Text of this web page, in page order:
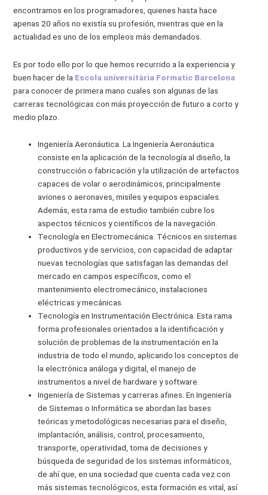
encontramos en los programadores, quienes hasta hace
apenas 20 años no existía su profesión, mientras que en la
actualidad es uno de los empleos más demandados.
Es por todo ello por lo que hemos recurrido a la experiencia y
buen hacer de la Escola universitària Formatic Barcelona
para conocer de primera mano cuales son algunas de las
carreras tecnológicas con más proyección de futuro a corto y
medio plazo.
Ingeniería Aeronáutica. La Ingeniería Aeronáutica
consiste en la aplicación de la tecnología al diseño, la
construcción o fabricación y la utilización de artefactos
capaces de volar o aerodinámicos, principalmente
aviones o aeronaves, misiles y equipos espaciales.
Además, esta rama de estudio también cubre los
aspectos técnicos y científicos de la navegación.
Tecnología en Electromecánica. Técnicos en sistemas
productivos y de servicios, con capacidad de adaptar
nuevas tecnologías que satisfagan las demandas del
mercado en campos específicos, como el
mantenimiento electromecánico, instalaciones
eléctricas y mecánicas.
Tecnología en Instrumentación Electrónica. Esta rama
forma profesionales orientados a la identificación y
solución de problemas de la instrumentación en la
industria de todo el mundo, aplicando los conceptos de
la electrónica análoga y digital, el manejo de
instrumentos a nivel de hardware y software.
Ingeniería de Sistemas y carreras afines. En Ingeniería
de Sistemas o Informática se abordan las bases
teóricas y metodológicas necesarias para el diseño,
implantación, análisis, control, procesamiento,
transporte, operatividad, toma de decisiones y
búsqueda de seguridad de los sistemas informáticos,
de ahí que, en una sociedad que cuenta cada vez con
más sistemas tecnológicos, esta formación es vital, así